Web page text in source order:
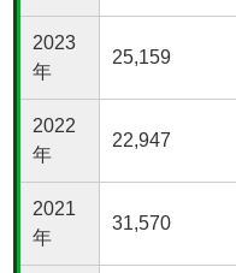
2023
年
25,159
2022
年
22,947
2021
年
31,570